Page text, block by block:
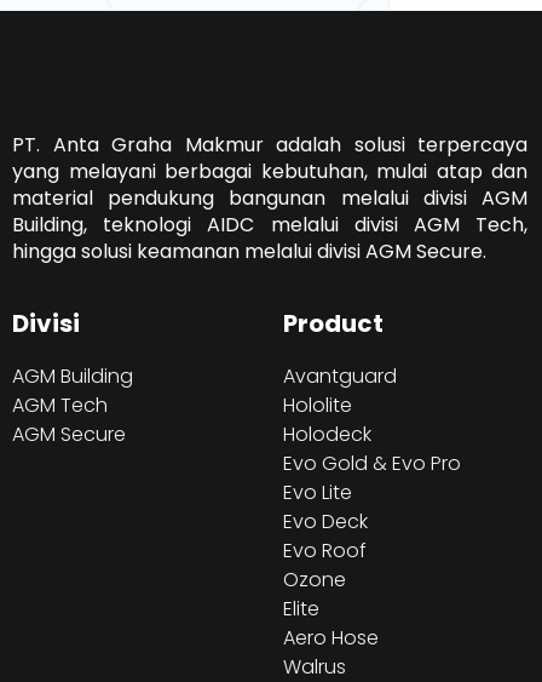
PT. Anta Graha Makmur adalah solusi terpercaya
yang melayani berbagai kebutuhan, mulai atap dan
material pendukung bangunan melalui divisi AGM
Building, teknologi AIDC melalui divisi AGM Tech,
hingga solusi keamanan melalui divisi AGM Secure.
Divisi
AGM Building
AGM Tech
AGM Secure
Product
Avantguard
Hololite
Holodeck
Evo Gold & Evo Pro
Evo Lite
Evo Deck
Evo Roof
Ozone
Elite
Aero Hose
Walrus